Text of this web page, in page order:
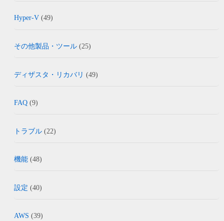
Hyper-V (49)
その他製品・ツール (25)
ディザスタ・リカバリ (49)
FAQ (9)
トラブル (22)
機能 (48)
設定 (40)
AWS (39)